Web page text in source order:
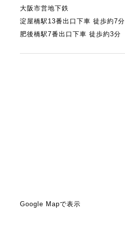
大阪市営地下鉄
淀屋橋駅13番出口下車 徒歩約7分
肥後橋駅7番出口下車 徒歩約3分
Google Mapで表示